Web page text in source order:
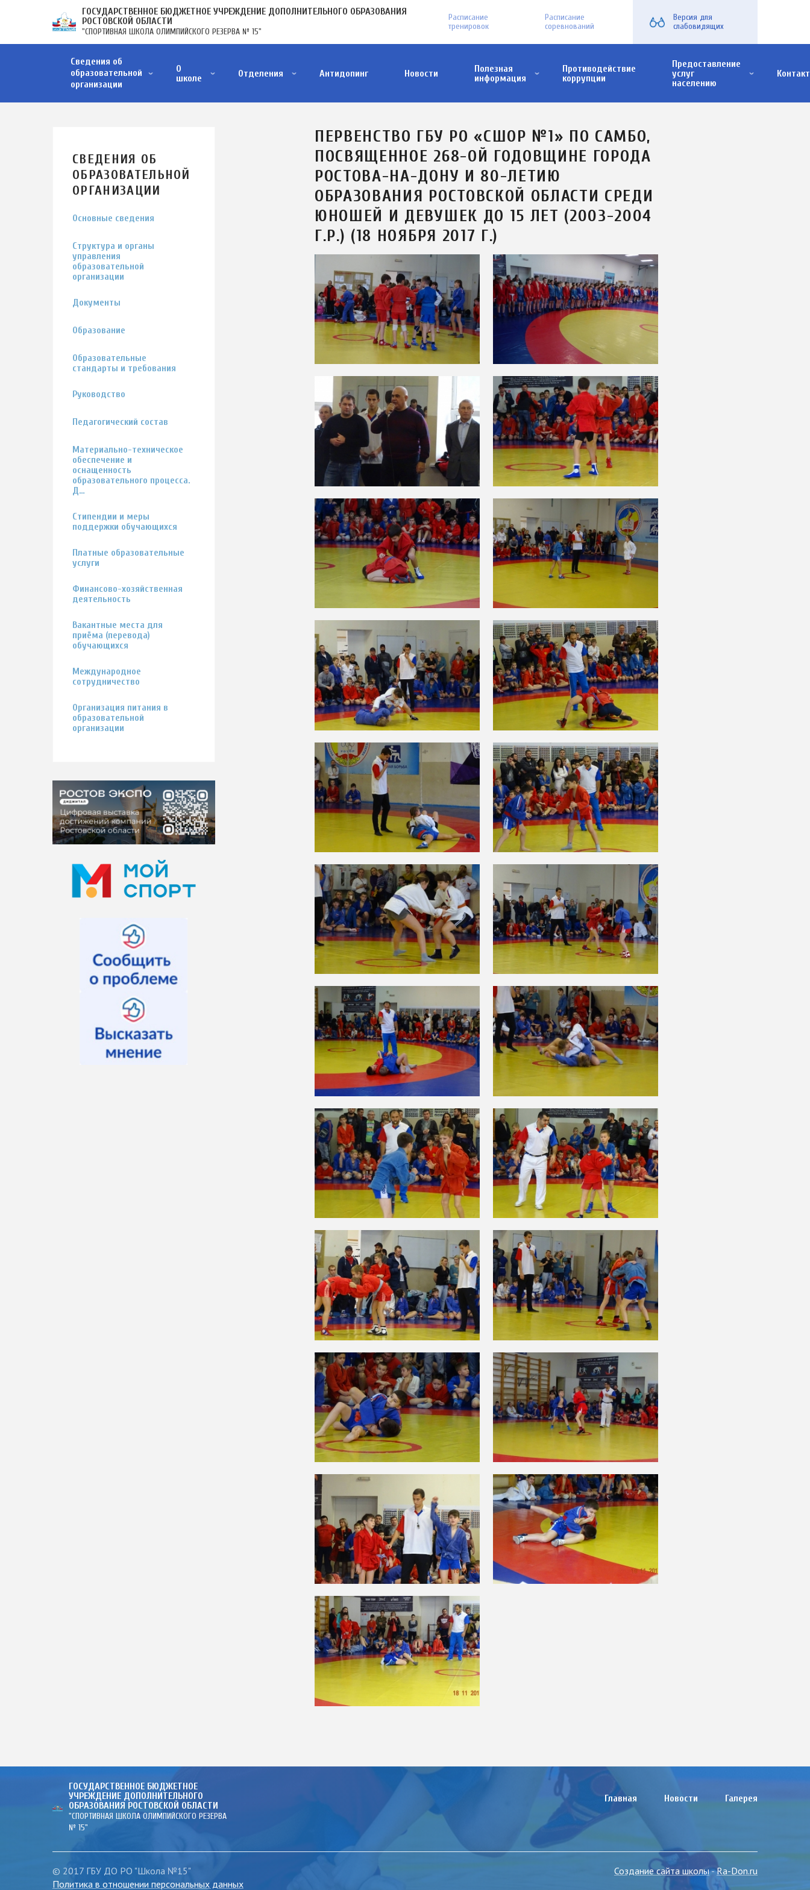
содержанию
ГОСУДАРСТВЕННОЕ БЮДЖЕТНОЕ УЧРЕЖДЕНИЕ ДОПОЛНИТЕЛЬНОГО ОБРАЗОВАНИЯ
РОСТОВСКОЙ ОБЛАСТИ
"СПОРТИВНАЯ ШКОЛА ОЛИМПИЙСКОГО РЕЗЕРВА № 15"
Расписание
тренировок
Расписание
соревнований
Версия для
слабовидящих
НАВИГАЦИЯ
Сведения об
образовательной
организации
О
школе
Отделения Антидопинг Новости
Полезная
информация
Противодействие
коррупции
Предоставление
услуг
населению
ПЕРВЕНСТВО ГБУ РО «СШОР №1» ПО САМБО,
ПОСВЯЩЕННОЕ 268-ОЙ ГОДОВЩИНЕ ГОРОДА
РОСТОВА-НА-ДОНУ И 80-ЛЕТИЮ
ОБРАЗОВАНИЯ РОСТОВСКОЙ ОБЛАСТИ СРЕДИ
ЮНОШЕЙ И ДЕВУШЕК ДО 15 ЛЕТ (2003-2004
Г.Р.) (18 НОЯБРЯ 2017 Г.)
СВЕДЕНИЯ ОБ
ОБРАЗОВАТЕЛЬНОЙ
ОРГАНИЗАЦИИ
Основные сведения
Структура и органы
управления
образовательной
организации
Документы
Образование
Образовательные
стандарты и требования
Руководство
Педагогический состав
Материально-техническое
обеспечение и
оснащенность
образовательного процесса.
Д…
Стипендии и меры
поддержки обучающихся
Платные образовательные
услуги
Финансово-хозяйственная
деятельность
Вакантные места для
приёма (перевода)
обучающихся
Международное
сотрудничество
Организация питания в
образовательной
организации
ГОСУДАРСТВЕННОЕ БЮДЖЕТНОЕ
УЧРЕЖДЕНИЕ ДОПОЛНИТЕЛЬНОГО
ОБРАЗОВАНИЯ РОСТОВСКОЙ ОБЛАСТИ
"СПОРТИВНАЯ ШКОЛА ОЛИМПИЙСКОГО РЕЗЕРВА
№ 15"
МЕНЮ
В
ПОДВАЛЕ
Главная Новости Галерея
© 2017 ГБУ ДО РО "Школа №15"
Политика в отношении персональных данных
Создание сайта школы-Ra-Don.ru